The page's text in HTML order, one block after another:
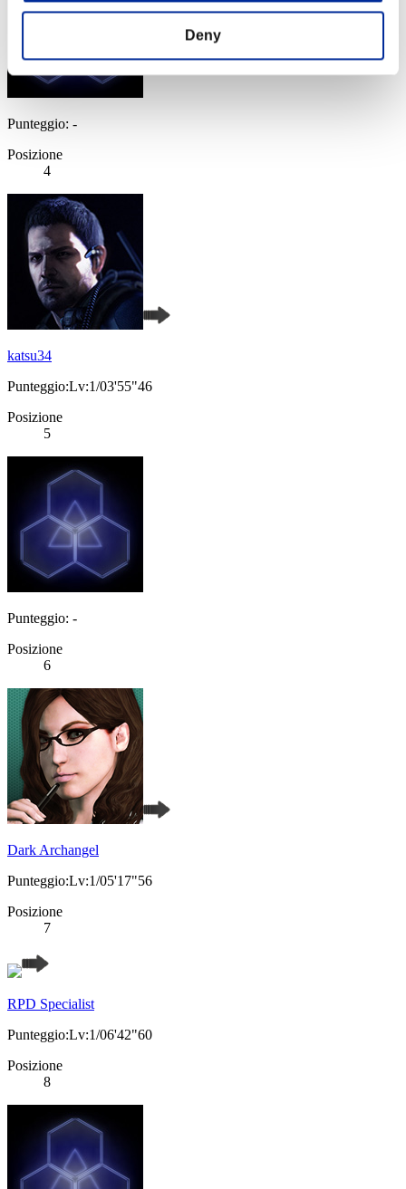
Deny
Punteggio: -
Posizione
4
katsu34
Punteggio:Lv:1/03'55"46
Posizione
5
Punteggio: -
Posizione
6
Dark Archangel
Punteggio:Lv:1/05'17"56
Posizione
7
RPD Specialist
Punteggio:Lv:1/06'42"60
Posizione
8